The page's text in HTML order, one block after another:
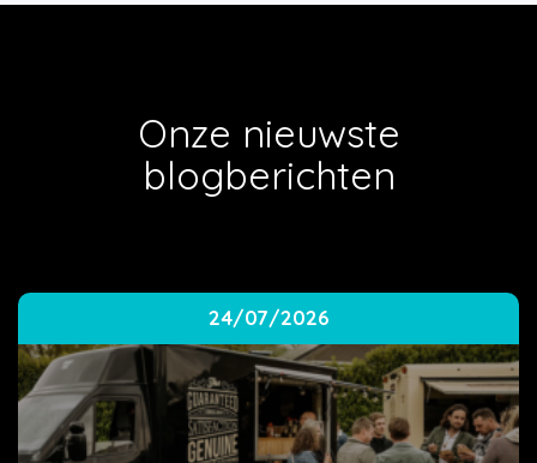
Onze nieuwste
blogberichten
24/07/2026